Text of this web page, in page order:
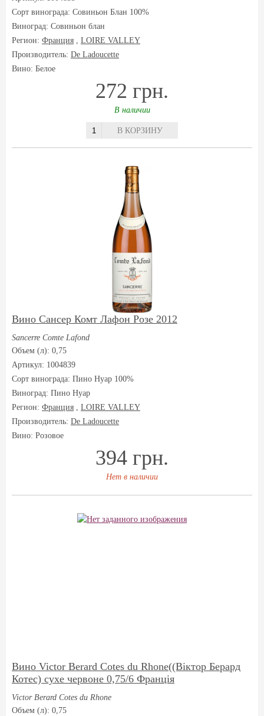
Сорт винограда: Совиньон Блан 100%
Виноград: Совиньон блан
Регион: Франция , LOIRE VALLEY
Производитель: De Ladoucette
Вино: Белое
272 грн.
В наличии
В КОРЗИНУ
Вино Cансер Комт Лафон Розе 2012
Sancerre Comte Lafond
Объем (л): 0,75
Артикул: 1004839
Сорт винограда: Пино Нуар 100%
Виноград: Пино Нуар
Регион: Франция , LOIRE VALLEY
Производитель: De Ladoucette
Вино: Розовое
394 грн.
Нет в наличии
Вино Victor Berard Cotes du Rhone((Віктор Берард
Котес) сухе червоне 0,75/6 Франція
Victor Berard Cotes du Rhone
Объем (л): 0,75